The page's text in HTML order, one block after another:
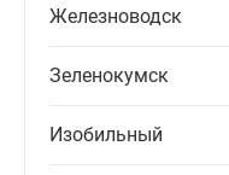
Железноводск
Зеленокумск
Изобильный